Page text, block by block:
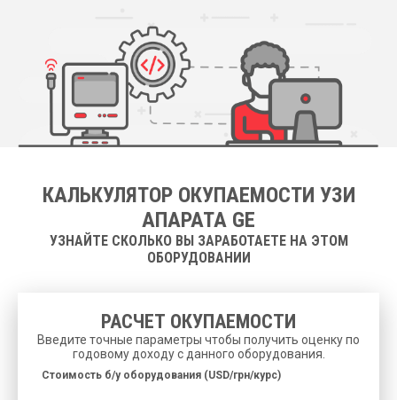
КАЛЬКУЛЯТОР ОКУПАЕМОСТИ УЗИ
АПАРАТА GE
УЗНАЙТЕ СКОЛЬКО ВЫ ЗАРАБОТАЕТЕ НА ЭТОМ
ОБОРУДОВАНИИ
РАСЧЕТ ОКУПАЕМОСТИ
Введите точные параметры чтобы получить оценку по
годовому доходу с данного оборудования.
Cтоимость б/у оборудования (USD/грн/курс)